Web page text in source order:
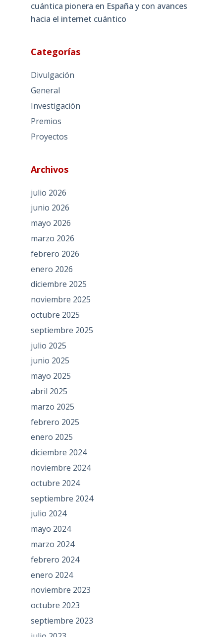
cuántica pionera en España y con avances
hacia el internet cuántico
Categorías
Divulgación
General
Investigación
Premios
Proyectos
Archivos
julio 2026
junio 2026
mayo 2026
marzo 2026
febrero 2026
enero 2026
diciembre 2025
noviembre 2025
octubre 2025
septiembre 2025
julio 2025
junio 2025
mayo 2025
abril 2025
marzo 2025
febrero 2025
enero 2025
diciembre 2024
noviembre 2024
octubre 2024
septiembre 2024
julio 2024
mayo 2024
marzo 2024
febrero 2024
enero 2024
noviembre 2023
octubre 2023
septiembre 2023